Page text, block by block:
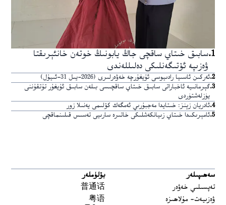
1
.سابىق خىتاي ساقچى جاڭ يابونىڭ خوتەن خانئېرىقتا
ۋەزىپە ئۆتىگەنلىكى دەلىللەندى
2
.ئەركىن ئاسىيا رادىيوسى ئۇيغۇرچە خەۋەرلىرى (2026-يىل 31-ئىيۇل)
3
.گېرمانىيە ئاخباراتى سابىق خىتاي ساقچىسى بىلەن سابىق ئۇيغۇر تۇتقۇننى
يۈزلەشتۈردى
4
.ئادريان زېنز: خىتايدا مەجبۇرىي ئەمگەك كۆلىمى يەنىلا زور
5
.ئامېرىكىدا خىتاي زىيانكەشلىكى خاتىرە سارىيى تەسىس قىلىنماقچى
سەھىپىلەر
تەپسىلىي خەۋەر
ۋەزىيەت- مۇلاھىزە
بۆلۈملەر
普通话
粤语